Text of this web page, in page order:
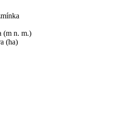
(m n. m.)
(ha)